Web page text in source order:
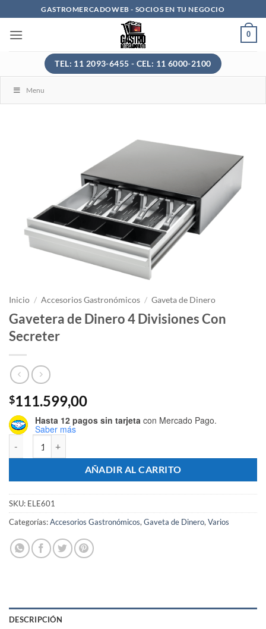
al
contenido
GASTROMERCADOWEB - SOCIOS EN TU NEGOCIO
0
TEL: 11 2093-6455 - CEL: 11 6000-2100
Menu
Inicio / Accesorios Gastronómicos / Gaveta de Dinero
Gavetera de Dinero 4 Divisiones Con
Secreter
$111.599,00
Hasta 12 pagos sin tarjeta con Mercado Pago.
Saber más
AÑADIR AL CARRITO
SKU: ELE601
Categorías:Accesorios Gastronómicos, Gaveta de Dinero, Varios
DESCRIPCIÓN